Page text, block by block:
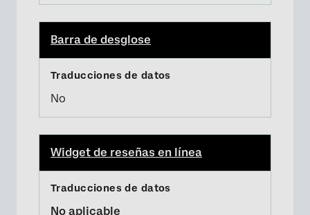
Barra de desglose
No
Widget de reseñas en línea
No aplicable